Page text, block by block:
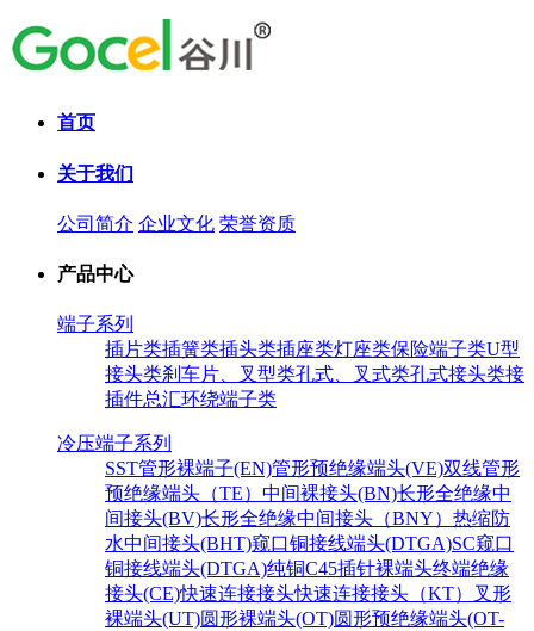
首页
关于我们
公司简介 企业文化 荣誉资质
产品中心
端子系列
插片类插簧类插头类插座类灯座类保险端子类U型
接头类刹车片、叉型类孔式、叉式类孔式接头类接
插件总汇环绕端子类
冷压端子系列
SST管形裸端子(EN)管形预绝缘端头(VE)双线管形
预绝缘端头（TE） 中间裸接头(BN)长形全绝缘中
间接头(BV)长形全绝缘中间接头（BNY） 热缩防
水中间接头(BHT)窥口铜接线端头(DTGA)SC窥口
铜接线端头(DTGA)纯铜C45插针裸端头终端绝缘
接头(CE)快速连接接头快速连接接头（KT）
叉形
裸端头(UT)圆形裸端头(OT)圆形预绝缘端头(OT-